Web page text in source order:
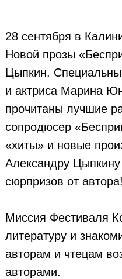
28 сентября в
Новой прозы
Цыпкин.
и актриса Марина
прочитаны лучшие
сопродюсер
«хиты» и новые
Александру
сюрпризов от автора!
Миссия Фестиваля
литературу и
авторам и чтецам
авторами.